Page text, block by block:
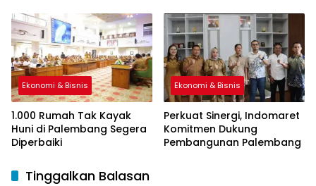
Ekonomi & Bisnis
1.000 Rumah Tak Kayak
Huni di Palembang Segera
Diperbaiki
Ekonomi & Bisnis
Perkuat Sinergi, Indomaret
Komitmen Dukung
Pembangunan Palembang
Tinggalkan Balasan